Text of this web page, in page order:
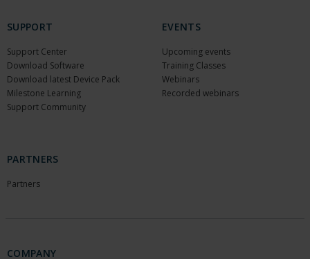
SUPPORT
Support Center
Download Software
Download latest Device Pack
Milestone Learning
Support Community
EVENTS
Upcoming events
Training Classes
Webinars
Recorded webinars
PARTNERS
Partners
COMPANY